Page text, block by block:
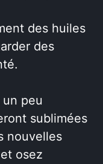
des huiles
des
peu
sublimées
nouvelles
osez